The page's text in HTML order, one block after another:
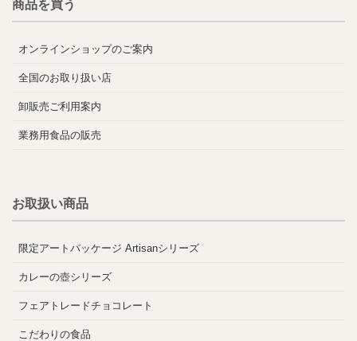
商品を買う
オンラインショップのご案内
全国のお取り扱い店
卸販売ご利用案内
業務用食品の販売
お取扱い商品
限定アートパッケージ Artisanシリーズ
カレーの壺シリーズ
フェアトレードチョコレート
こだわりの食品